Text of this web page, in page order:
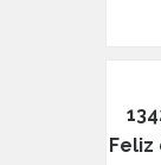
Feliz